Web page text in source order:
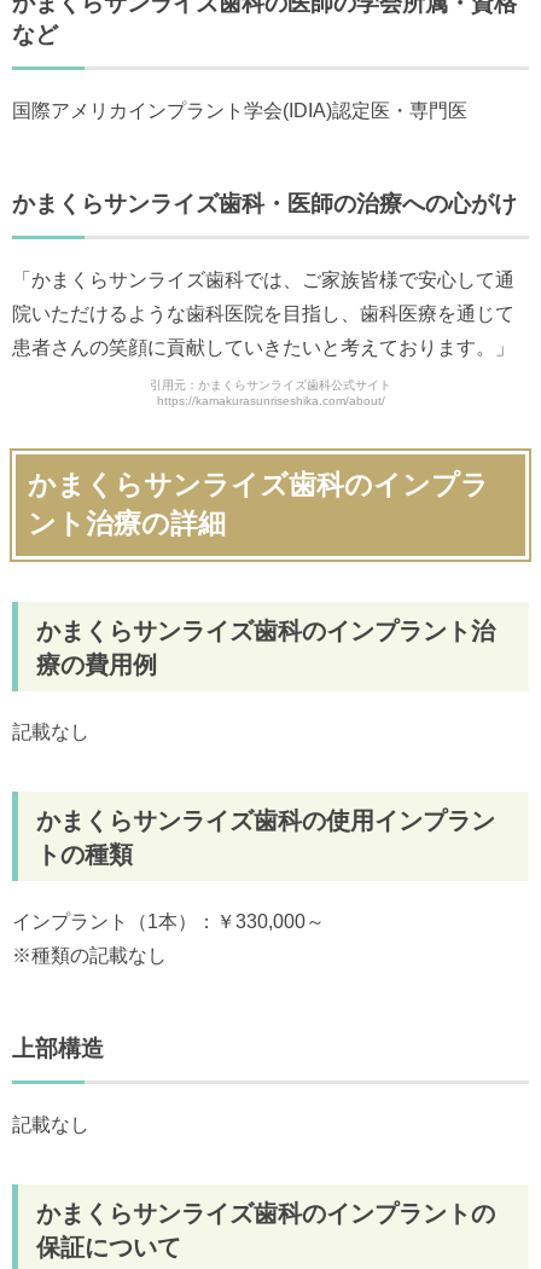
など
国際アメリカインプラント学会(IDIA)認定医・専門医
かまくらサンライズ歯科・医師の治療への心がけ
「かまくらサンライズ歯科では、ご家族皆様で安心して通
院いただけるような歯科医院を目指し、歯科医療を通じて
患者さんの笑顔に貢献していきたいと考えております。」
引用元：かまくらサンライズ歯科公式サイト
https://kamakurasunriseshika.com/about/
かまくらサンライズ歯科のインプラ
ント治療の詳細
かまくらサンライズ歯科のインプラント治
療の費用例
記載なし
かまくらサンライズ歯科の使用インプラン
トの種類
インプラント（1本）：￥330,000～
※種類の記載なし
上部構造
記載なし
かまくらサンライズ歯科のインプラントの
保証について